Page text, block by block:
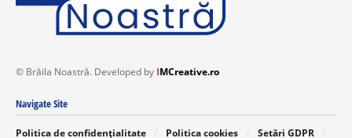
© Brăila Noastră. Developed by IMCreative.ro
Navigate Site
Politica de confidențialitate Politica cookies Setări GDPR